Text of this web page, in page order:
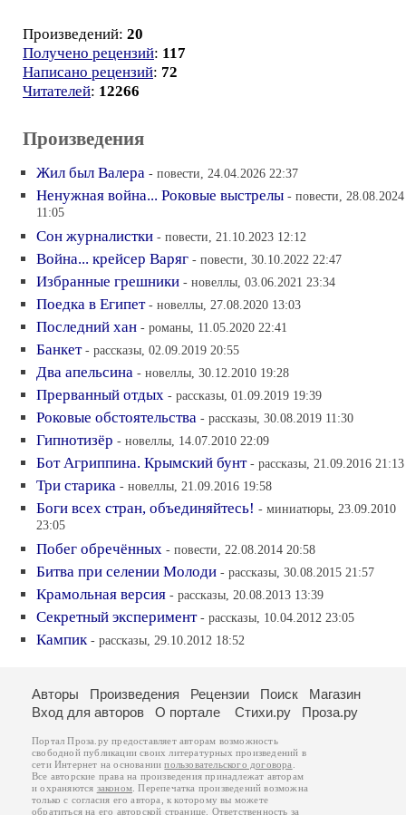
Произведений: 20
Получено рецензий: 117
Написано рецензий: 72
Читателей: 12266
Произведения
Жил был Валера - повести, 24.04.2026 22:37
Ненужная война... Роковые выстрелы - повести, 28.08.2024
11:05
Сон журналистки - повести, 21.10.2023 12:12
Война... крейсер Варяг - повести, 30.10.2022 22:47
Избранные грешники - новеллы, 03.06.2021 23:34
Поедка в Египет - новеллы, 27.08.2020 13:03
Последний хан - романы, 11.05.2020 22:41
Банкет - рассказы, 02.09.2019 20:55
Два апельсина - новеллы, 30.12.2010 19:28
Прерванный отдых - рассказы, 01.09.2019 19:39
Роковые обстоятельства - рассказы, 30.08.2019 11:30
Гипнотизёр - новеллы, 14.07.2010 22:09
Бот Агриппина. Крымский бунт - рассказы, 21.09.2016 21:13
Три старика - новеллы, 21.09.2016 19:58
Боги всех стран, объединяйтесь! - миниатюры, 23.09.2010
23:05
Побег обречённых - повести, 22.08.2014 20:58
Битва при селении Молоди - рассказы, 30.08.2015 21:57
Крамольная версия - рассказы, 20.08.2013 13:39
Секретный эксперимент - рассказы, 10.04.2012 23:05
Кампик - рассказы, 29.10.2012 18:52
Авторы Произведения Рецензии Поиск
Магазин
Вход для авторов
О портале Стихи.ру Проза.ру
Портал Проза.ру предоставляет авторам возможность
свободной публикации своих литературных произведений в
сети Интернет на основаниипользовательского договора
Все авторские права на произведения принадлежат авторам
и охраняются законом . Перепечатка произведений возможна
только с согласия его автора, к которому вы можете
обратиться на его авторской странице. Ответственность за